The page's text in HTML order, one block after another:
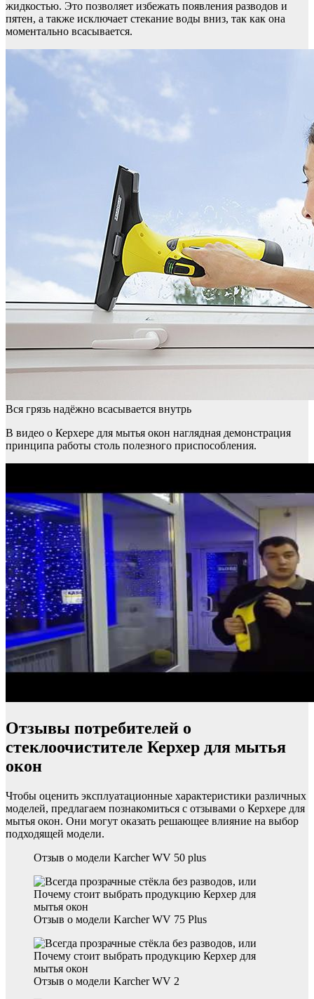
жидкостью. Это позволяет избежать появления разводов и
пятен, а также исключает стекание воды вниз, так как она
моментально всасывается.
Вся грязь надёжно всасывается внутрь
В видео о Керхере для мытья окон наглядная демонстрация
принципа работы столь полезного приспособления.
Отзывы потребителей о
стеклоочистителе Керхер для мытья
окон
Чтобы оценить эксплуатационные характеристики различных
моделей, предлагаем познакомиться с отзывами о Керхере для
мытья окон. Они могут оказать решающее влияние на выбор
подходящей модели.
Отзыв о модели Karcher WV 50 plus
Отзыв о модели Karcher WV 75 Plus
Отзыв о модели Karcher WV 2